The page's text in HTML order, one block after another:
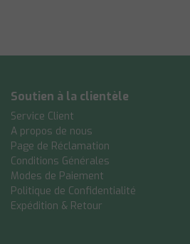
Soutien à la clientèle
Service Client
A propos de nous
Page de Réclamation
Conditions Générales
Modes de Paiement
Politique de Confidentialité
Expédition & Retour